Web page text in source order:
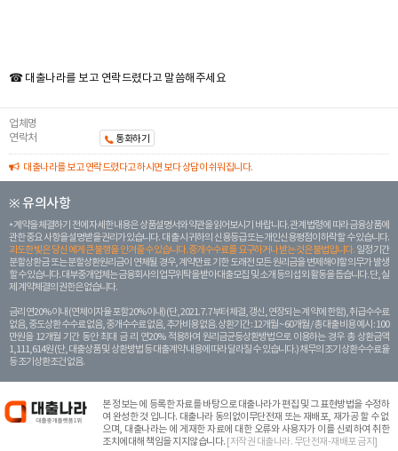
☎ 대출나라를 보고 연락드렸다고 말씀해주세요
업체명
연락처
통화하기
대출나라를 보고 연락드렸다고 하시면 보다 상담이 쉬워집니다.
※ 유의사항
계약을 체결하기 전에 자세한 내용은 상품설명서와 약관을 읽어보시기 바랍니다. 관계 법령에 따라 금융상품에
관한 중요 사항을 설명받을 권리가 있습니다. 대 출 시 귀하의 신용등급 또는 개인신용평점이 하락할 수 있습니다.
과도한 빚은 당신 에게 큰 불행을 안겨줄 수 있습니다. 중개수수료를 요구하거나 받는 것은 불법입니다. 일정 기간
분할상환금 또는 분할상환원리금이 연체될 경우, 계약만료 기한 도래전 모든 원리금을 변제해야할 의무가 발생
할 수 있습니다. 대부중개업체는 금융회사의 업무위탁을 받아 대출모집 및 소개 등의 섭외 활동을 돕습니다. 단, 실
제 계약체결의 권한은 없습니다.
금리 연20% 이내 (연체이자율 포함 20% 이내) (단, 2021. 7. 7부터 체결, 갱신, 연장되는 계 약에 한함), 취급수수료
없음, 중도상환 수수료 없음, 중개수수료 없음, 추가비용 없음. 상환기간 : 12개월 ~ 60개월 / 총 대출 비용 예시 : 100
만원을 12개월 기간 동안 최대 금 리 연20% 적용하여 원리금균등상환방법으로 이용하는 경우 총 상환금액
1,111,614원 (단, 대출상품 및 상환방법 등 대출계약 내용에 따라 달라질 수 있습니다.) 채무의 조기 상환수수료율
등 조기상환조건 없음.
본 정보는에 등록한 자료를 바탕으로 대출나라가 편집 및 그 표현방법을 수정하
여 완성한 것 입니다. 대출나라 동의없이무단전재 또는 재배포, 재가공 할 수 없
으며, 대출나라는 에 게재한 자료에 대한 오류와 사용자가 이를 신뢰하여 취한
조치에대해 책임을 지지않습니다. [저작권 대출나라. 무단전재-재배포 금지]